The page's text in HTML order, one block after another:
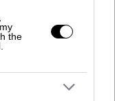
the
της
-
δεκάδες